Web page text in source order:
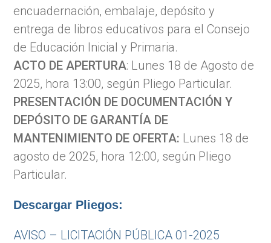
encuadernación, embalaje, depósito y
entrega de libros educativos para el Consejo
de Educación Inicial y Primaria.
ACTO DE APERTURA: Lunes 18 de Agosto de
2025, hora 13:00, según Pliego Particular.
PRESENTACIÓN DE DOCUMENTACIÓN Y
DEPÓSITO DE GARANTÍA DE
MANTENIMIENTO DE OFERTA: Lunes 18 de
agosto de 2025, hora 12:00, según Pliego
Particular.
Descargar Pliegos:
AVISO – LICITACIÓN PÚBLICA 01-2025